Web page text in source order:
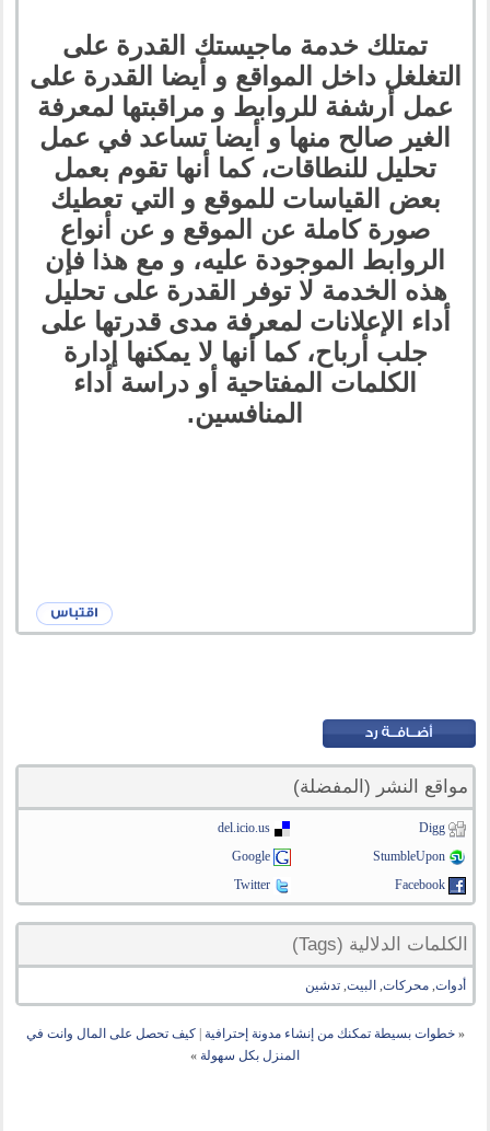
تمتلك خدمة ماجيستك القدرة على
التغلغل داخل المواقع و أيضا القدرة على
عمل أرشفة للروابط و مراقبتها لمعرفة
الغير صالح منها و أيضا تساعد في عمل
تحليل للنطاقات، كما أنها تقوم بعمل
بعض القياسات للموقع و التي تعطيك
صورة كاملة عن الموقع و عن أنواع
الروابط الموجودة عليه، و مع هذا فإن
هذه الخدمة لا توفر القدرة على تحليل
أداء الإعلانات لمعرفة مدى قدرتها على
جلب أرباح، كما أنها لا يمكنها إدارة
الكلمات المفتاحية أو دراسة أداء
المنافسين.
مواقع النشر (المفضلة)
Digg
del.icio.us
StumbleUpon
Google
Facebook
Twitter
الكلمات الدلالية (Tags)
أدوات,محركات, البيت,تدشين
« خطوات بسيطة تمكنك من إنشاء مدونة إحترافية |كيف تحصل على المال وانت في
المنزل بكل سهولة »